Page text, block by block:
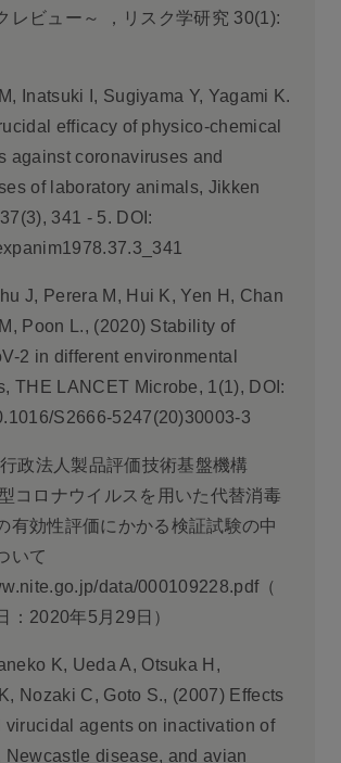
レビュー～ ，リスク学研究 30(1):
Inatsuki I, Sugiyama Y, Yagami K.
efficacy of physico-chemical
against coronaviruses and
of laboratory animals, Jikken
341 - 5. DOI:
J, Perera M, Hui K, Yen H, Chan
Poon L., (2020) Stability of
2 in different environmental
THE LANCET Microbe, 1(1), DOI:
S2666-5247(20)30003-3
政法人製品評価技術基盤機構
コロナウイルスを用いた代替消毒
有効性評価にかかる検証試験の中
いて
data/000109228.pdf（
：2020年5月29日）
K, Ueda A, Otsuka H,
Nozaki C, Goto S., (2007) Effects
virucidal agents on inactivation of
Newcastle disease, and avian